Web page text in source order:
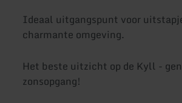
Ideaal uitgangspunt voor
charmante omgeving.
Het beste uitzicht op de Kyll -
zonsopgang!